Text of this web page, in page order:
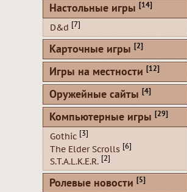
Настольные игры [14]
D&d [7]
Карточные игры [2]
Игры на местности [12]
Оружейные сайты [4]
Компьютерные игры [29]
Gothic [3]
The Elder Scrolls [6]
S.T.A.L.K.E.R. [2]
Ролевые новости [5]